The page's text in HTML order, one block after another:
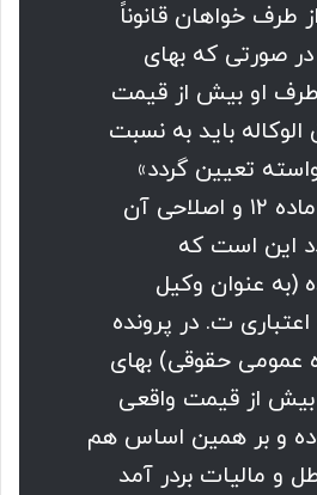
طرف خواهان قانوناً
صورتی که بهای
او بیش از قیمت
باید به نسبت
تعیین گردد»
نتیجه‌ای که از ماده ۱۲ و اصلاحی آن
این است که
(به عنوان وکیل
ت. در پرونده
دادگاه عمومی حقوقی) بهای
بیش از قیمت واقعی
و بر همین اساس هم
و مالیات بردر آمد